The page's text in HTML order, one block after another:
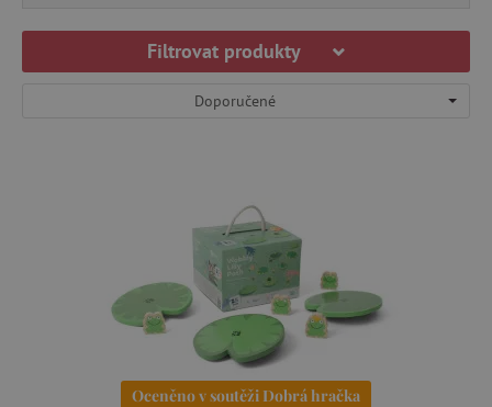
Pomůcky pro malé průzkumníky
Prolézačky, houpačky a pohybové sestavy do dětského pokoje
Puzzle, mozaiky a vkládačky
Filtrovat produkty
Doporučené
Oceněno v soutěži Dobrá hračka